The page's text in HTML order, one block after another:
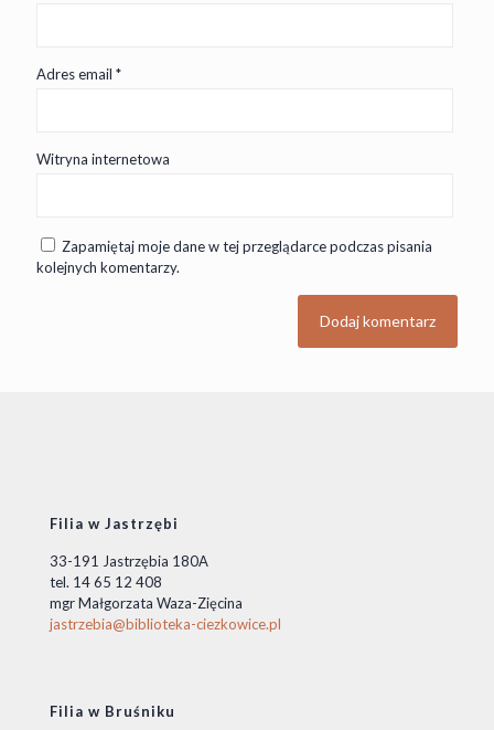
Adres email *
Witryna internetowa
Zapamiętaj moje dane w tej przeglądarce podczas pisania
kolejnych komentarzy.
Filia w Jastrzębi
33-191 Jastrzębia 180A
tel. 14 65 12 408
mgr Małgorzata Waza-Zięcina
jastrzebia@biblioteka-ciezkowice.pl
Filia w Bruśniku